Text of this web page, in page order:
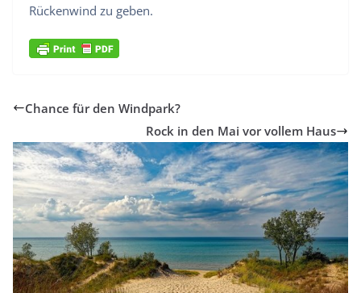
Rückenwind zu geben.
Chance für den Windpark?
Rock in den Mai vor vollem Haus